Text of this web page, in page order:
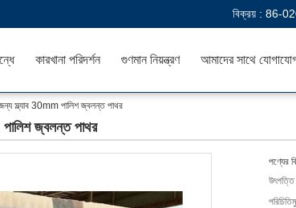
বিক্রয় : 86-
কারখানা পরিদর্শন গুণমান নিয়ন্ত্রণ আমাদের সাথে
স্ল্যাব 30mm পালিশ জ্বলন্ত পাথর
জ্বলন্ত পাথর
পণ্যের